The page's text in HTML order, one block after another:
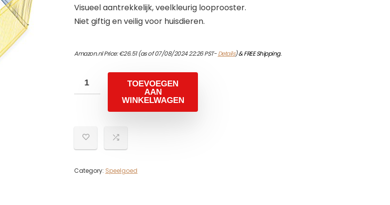
Visueel aantrekkelijk, veelkleurig looprooster.
Niet giftig en veilig voor huisdieren.
Amazon.nl Price:€26.51(as of 07/08/2024 22:26 PST-Details)&FREE Shipping.
TOEVOEGEN
AAN
WINKELWAGEN
Category: Speelgoed